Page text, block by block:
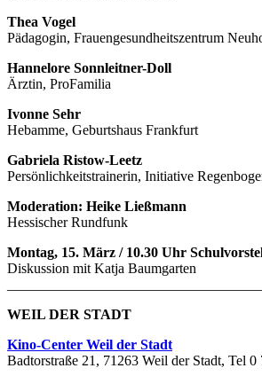
Thea Vogel
Pädagogin, Frauengesundheitszentrum
Hannelore Sonnleitner-Doll
Ärztin, ProFamilia
Ivonne Sehr
Hebamme, Geburtshaus Frankfurt
Gabriela Ristow-Leetz
Persönlichkeitstrainerin, Initiative
Moderation: Heike Ließmann
Hessischer Rundfunk
Montag, 15. März / 10.30 Uhr
Diskussion mit Katja Baumgarten
WEIL DER STADT
Kino-Center Weil der Stadt
Badtorstraße 21, 71263 Weil der Stadt, Tel 0